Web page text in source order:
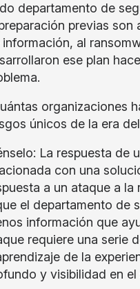
departamento de
previas son
información, al
ese plan
organizaciones
únicos de la era
La respuesta de
con una
a un ataque a
el departamento de
información que
requiere una serie
de la
y visibilidad en